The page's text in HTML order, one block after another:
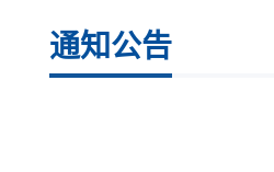
通知公告